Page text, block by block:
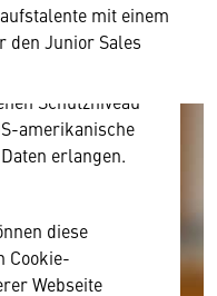
mit einem
den Junior Sales
mit US-
dem EU-
Schutzniveau
amerikanische
erlangen.
diese
Cookie-
Webseite